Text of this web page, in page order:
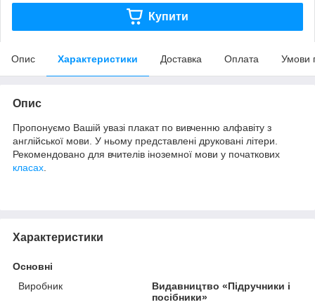
Купити
Опис Характеристики Доставка Оплата Умови
Опис
Пропонуємо Вашій увазі плакат по вивченню алфавіту з
англійської мови. У ньому представлені друковані літери.
Рекомендовано для вчителів іноземної мови у початкових
класах
Характеристики
Основні
Виробник
Видавництво «Підручники і
посібники»